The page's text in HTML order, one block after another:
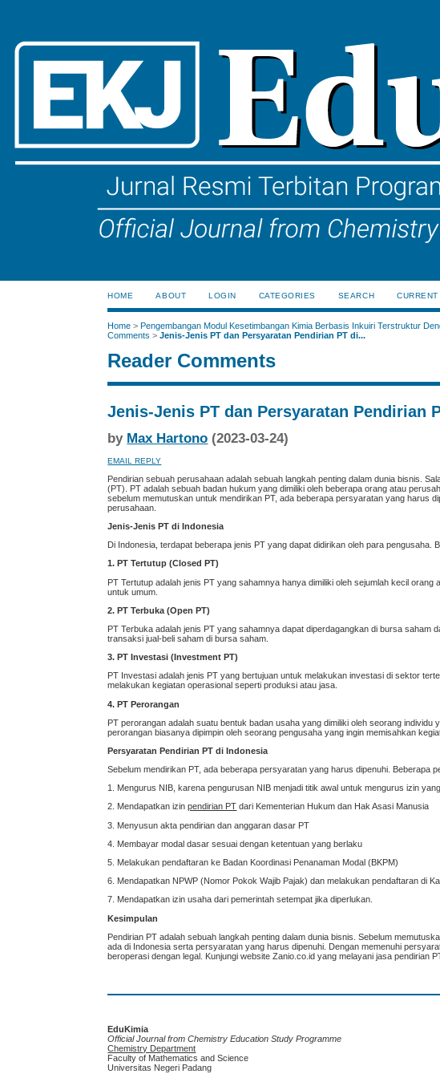
HOME ABOUT LOGIN CATEGORIES SEARCH CURRENT
Home >Pengembangan Modul Kesetimbangan Kimia Berbasis Inkuiri Terstruktur
Comments >Jenis-Jenis PT dan Persyaratan Pendirian PT di...
Reader Comments
Jenis-Jenis PT dan Persyaratan Pendirian
by Max Hartono (2023-03-24)
EMAIL REPLY
Pendirian sebuah perusahaan adalah sebuah langkah penting dalam dunia bisnis.
(PT). PT adalah sebuah badan hukum yang dimiliki oleh beberapa orang atau
sebelum memutuskan untuk mendirikan PT, ada beberapa persyaratan yang harus
perusahaan.
Jenis-Jenis PT di Indonesia
Di Indonesia, terdapat beberapa jenis PT yang dapat didirikan oleh para pengusaha.
1. PT Tertutup (Closed PT)
PT Tertutup adalah jenis PT yang sahamnya hanya dimiliki oleh sejumlah kecil
untuk umum.
2. PT Terbuka (Open PT)
PT Terbuka adalah jenis PT yang sahamnya dapat diperdagangkan di bursa
transaksi jual-beli saham di bursa saham.
3. PT Investasi (Investment PT)
PT Investasi adalah jenis PT yang bertujuan untuk melakukan investasi di sektor
melakukan kegiatan operasional seperti produksi atau jasa.
4. PT Perorangan
PT perorangan adalah suatu bentuk badan usaha yang dimiliki oleh seorang
perorangan biasanya dipimpin oleh seorang pengusaha yang ingin memisahkan
Persyaratan Pendirian PT di Indonesia
Sebelum mendirikan PT, ada beberapa persyaratan yang harus dipenuhi. Beberapa
1. Mengurus NIB, karena pengurusan NIB menjadi titik awal untuk mengurus izin
2. Mendapatkan izinpendirian PT dari Kementerian Hukum dan Hak Asasi Manusia
3. Menyusun akta pendirian dan anggaran dasar PT
4. Membayar modal dasar sesuai dengan ketentuan yang berlaku
5. Melakukan pendaftaran ke Badan Koordinasi Penanaman Modal (BKPM)
6. Mendapatkan NPWP (Nomor Pokok Wajib Pajak) dan melakukan pendaftaran di
7. Mendapatkan izin usaha dari pemerintah setempat jika diperlukan.
Kesimpulan
Pendirian PT adalah sebuah langkah penting dalam dunia bisnis. Sebelum
ada di Indonesia serta persyaratan yang harus dipenuhi. Dengan memenuhi
beroperasi dengan legal. Kunjungi website Zanio.co.id yang melayani jasa pendirian
EduKimia
Official Journal from Chemistry Education Study Programme
Chemistry Department
Faculty of Mathematics and Science
Universitas Negeri Padang